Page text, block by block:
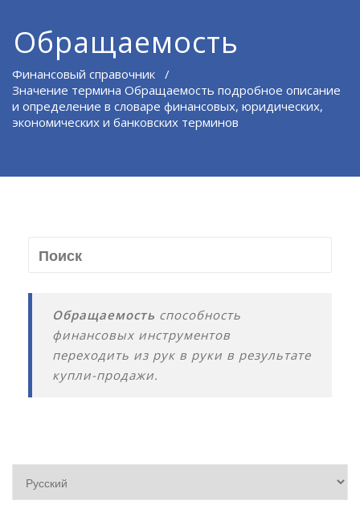
Обращаемость
Финансовый справочник /
Значение термина Обращаемость подробное описание
и определение в словаре финансовых, юридических,
экономических и банковских терминов
Обращаемость способность
финансовых инструментов
переходить из рук в руки в результате
купли-продажи.